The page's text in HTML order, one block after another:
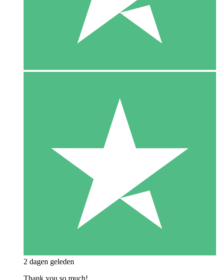
2 dagen geleden
Thank you so much!